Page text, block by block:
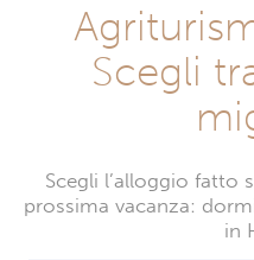
Scegli
Scegli l’alloggio fatto
prossima vacanza:
in